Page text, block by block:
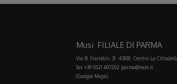
Musi FILIALE DI PARMA
Via B. Franklin, 31 43100 Centro La
fax +39 0521 607202 parma@musi.it
(Google Maps)